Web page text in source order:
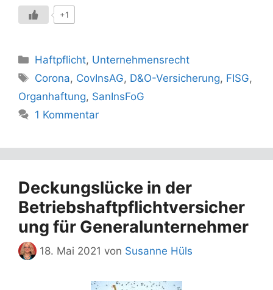
+1
Kategorien
Haftpflicht, Unternehmensrecht
Schlagwörter
Corona, CovInsAG, D&O-Versicherung, FISG,
Organhaftung, SanInsFoG
1 Kommentar
Deckungslücke in der
Betriebshaftpflichtversicher
ung für Generalunternehmer
18. Mai 2021 von Susanne Hüls